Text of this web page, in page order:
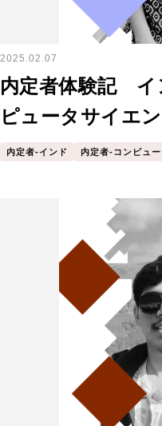
2025.02.07
内定者体験記
ピュータサイエ
内定者-インド 内定者-コンピュ